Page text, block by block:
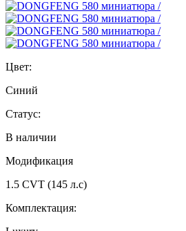
Цвет:
Синий
Статус:
В наличии
Модификация
1.5 CVT (145 л.с)
Комплектация: